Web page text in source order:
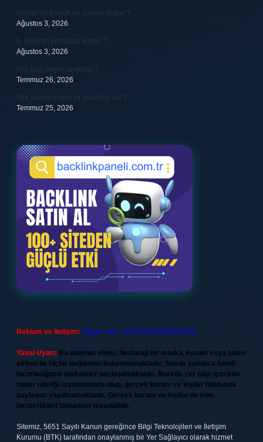
Adana’da kuyruk ne zaman doğar ?
Ağustos 3, 2026
5. Kolordu komutanı kimdir ?
Ağustos 3, 2026
Koç başı neyin sembolü ?
Temmuz 26, 2026
Sıfır araçların kaç yıl garantisi var ?
Temmuz 25, 2026
Reklam ve İletişim: Skype: live:.cid.575569c608265c69
Yasal Uyarı: Bu internet sitesi, herhangi bir marka, kurum veya şahıs
şirketi ile hiçbir bağlantısı bulunmamaktadır. Sitede yalnızca kendi
hazırladığımız makaleler paylaşılmaktadır. Burada yer alan içerikler
haber niteliği taşımamakta olup, gerçek kurum ve kişiler hakkında
paylaşım yapılmamaktadır. Gerçek kurum ve kişiler ile isim
benzerlikleri tamamen tesadüfidir.
Sitemiz, 5651 Sayılı Kanun gereğince Bilgi Teknolojileri ve İletişim
Kurumu (BTK) tarafından onaylanmış bir Yer Sağlayıcı olarak hizmet